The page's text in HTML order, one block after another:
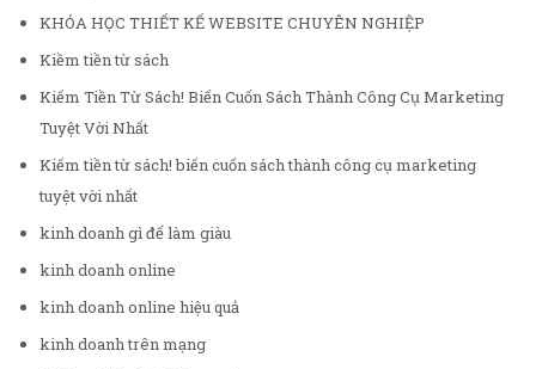
KHÓA HỌC THIẾT KẾ WEBSITE CHUYÊN NGHIỆP
Kiềm tiền từ sách
Kiếm Tiền Từ Sách! Biến Cuốn Sách Thành Công Cụ Marketing
Tuyệt Vời Nhất
Kiếm tiền từ sách! biến cuốn sách thành công cụ marketing
tuyệt vời nhất
kinh doanh gì để làm giàu
kinh doanh online
kinh doanh online hiệu quả
kinh doanh trên mạng